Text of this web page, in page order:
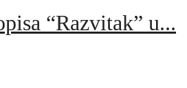
“Razvitak” u...